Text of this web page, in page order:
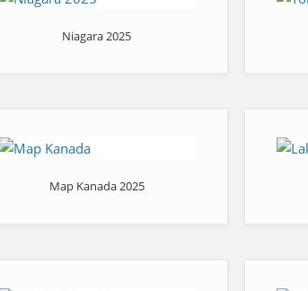
Niagara 2025
Map Kanada 2025